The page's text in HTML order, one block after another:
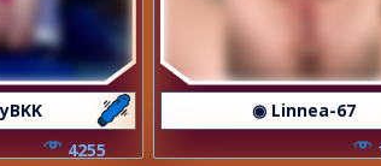
4255
◉ Linnea-67